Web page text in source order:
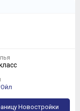
внешняя
Новостройки